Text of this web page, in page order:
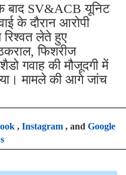
बाद SV&ACB यूनिट
के दौरान आरोपी
लेते हुए
फिशरीज
गवाह की मौजूदगी में
मामले की आगे जांच
, Instagram, and Google